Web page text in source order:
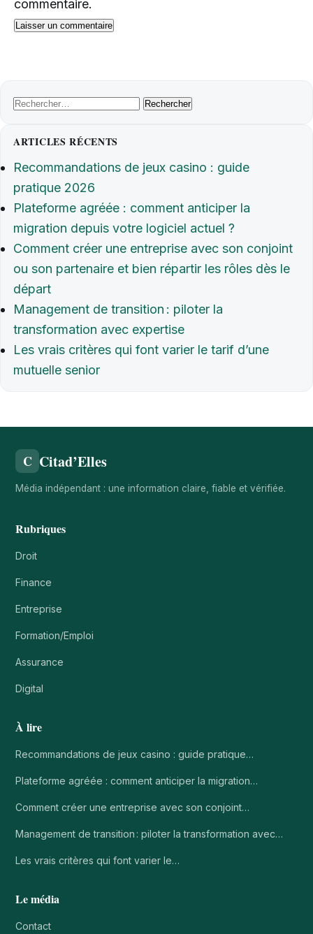
commentaire.
Rechercher :
ARTICLES RÉCENTS
Recommandations de jeux casino : guide
pratique 2026
Plateforme agréée : comment anticiper la
migration depuis votre logiciel actuel ?
Comment créer une entreprise avec son conjoint
ou son partenaire et bien répartir les rôles dès le
départ
Management de transition : piloter la
transformation avec expertise
Les vrais critères qui font varier le tarif d’une
mutuelle senior
C Citad’Elles
Média indépendant : une information claire, fiable et vérifiée.
Rubriques
Droit
Finance
Entreprise
Formation/Emploi
Assurance
Digital
À lire
Recommandations de jeux casino : guide pratique…
Plateforme agréée : comment anticiper la migration…
Comment créer une entreprise avec son conjoint…
Management de transition : piloter la transformation avec…
Les vrais critères qui font varier le…
Le média
Contact